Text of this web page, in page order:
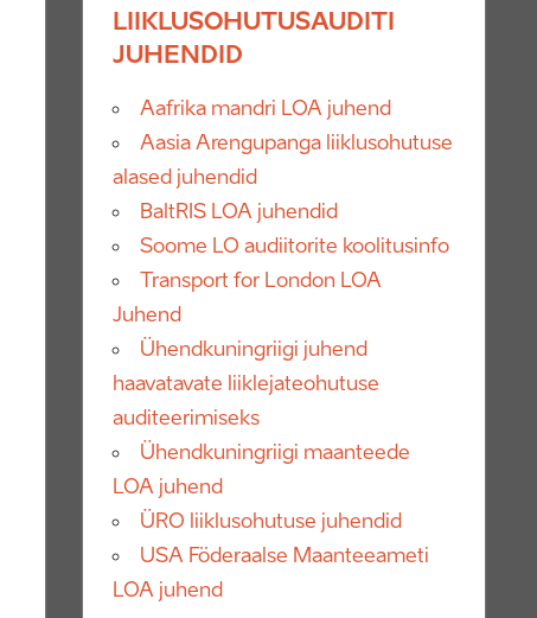
LIIKLUSOHUTUSAUDITI
JUHENDID
Aafrika mandri LOA juhend
Aasia Arengupanga liiklusohutuse
alased juhendid
BaltRIS LOA juhendid
Soome LO audiitorite koolitusinfo
Transport for London LOA
Juhend
Ühendkuningriigi juhend
haavatavate liiklejateohutuse
auditeerimiseks
Ühendkuningriigi maanteede
LOA juhend
ÜRO liiklusohutuse juhendid
USA Föderaalse Maanteeameti
LOA juhend